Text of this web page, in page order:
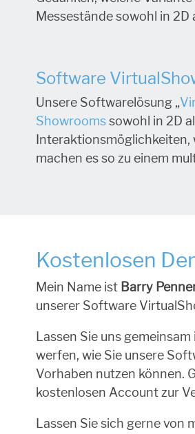
Messestände sowohl in
Software
Unsere Softwarelösung „
Showroomssowohl in 2D
Interaktionsmöglichkeiten,
machen es so zu einem
Kostenlosen
Mein Name ist Barry
unserer Software
Lassen Sie uns
werfen, wie Sie unsere
Vorhaben nutzen können.
kostenlosen Account zur
Lassen Sie sich gerne von